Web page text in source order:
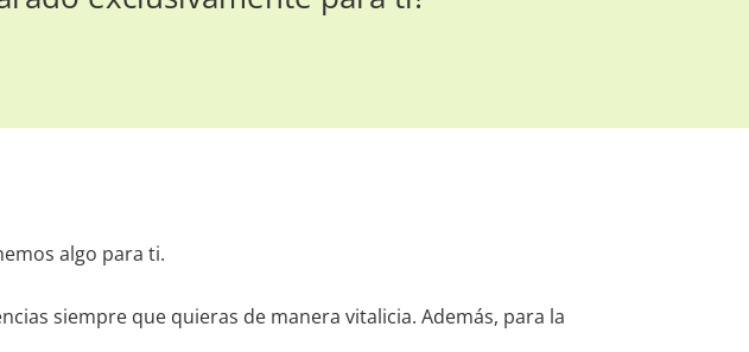
algo para ti.
siempre que quieras de manera vitalicia. Además, para la